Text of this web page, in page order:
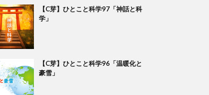
【C芽】ひとこと科学97「神話と科
学」
【C芽】ひとこと科学96「温暖化と
豪雪」